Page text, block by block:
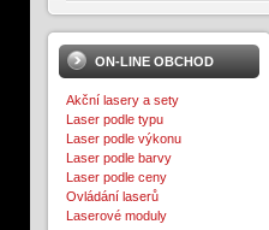
ON-LINE OBCHOD
Akční lasery a sety
Laser podle typu
Laser podle výkonu
Laser podle barvy
Laser podle ceny
Ovládání laserů
Laserové moduly